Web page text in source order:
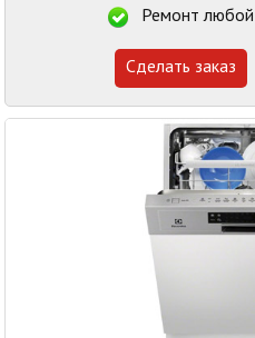
Ремонт
Сделать заказ